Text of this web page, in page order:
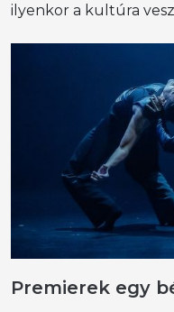
ilyenkor a kultúra
Premierek egy